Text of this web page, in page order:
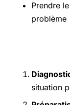
Prendre
problème
situation